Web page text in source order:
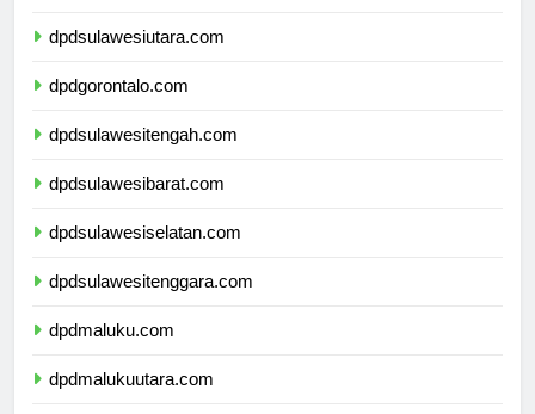
dpdsulawesiutara.com
dpdgorontalo.com
dpdsulawesitengah.com
dpdsulawesibarat.com
dpdsulawesiselatan.com
dpdsulawesitenggara.com
dpdmaluku.com
dpdmalukuutara.com